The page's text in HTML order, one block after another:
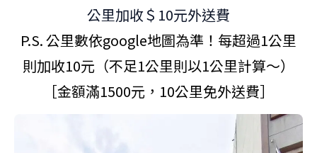
公里加收＄10元外送費
P.S. 公里數依google地圖為準！每超過1公里
則加收10元（不足1公里則以1公里計算～）
［金額滿1500元，10公里免外送費］